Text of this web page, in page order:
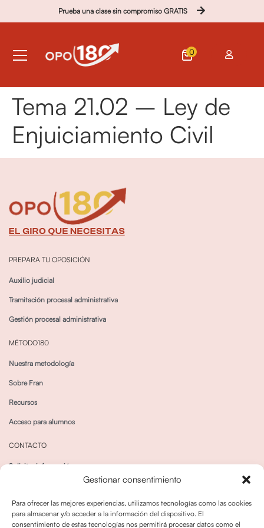
Gestionar consentimiento
Para ofrecer las mejores experiencias, utilizamos tecnologías como las cookies
para almacenar y/o acceder a la información del dispositivo. El
consentimiento de estas tecnologías nos permitirá procesar datos como el
Prueba una clase sin compromiso GRATIS
0
Tema 21.02 – Ley de
Enjuiciamiento Civil
PREPARA TU OPOSICIÓN
Auxilio judicial
Tramitación procesal administrativa
Gestión procesal administrativa
MÉTODO180
Nuestra metodología
Sobre Fran
Recursos
Acceso para alumnos
CONTACTO
Solicitar información